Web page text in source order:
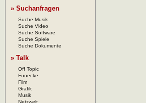
» Suchanfragen
Suche Musik
Suche Video
Suche Software
Suche Spiele
Suche Dokumente
» Talk
Off Topic
Funecke
Film
Grafik
Musik